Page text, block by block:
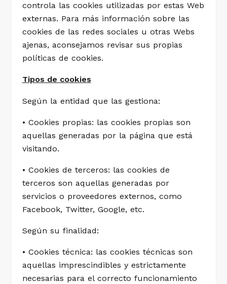
controla las cookies utilizadas por estas Web
externas. Para más información sobre las
cookies de las redes sociales u otras Webs
ajenas, aconsejamos revisar sus propias
políticas de cookies.
Tipos de cookies
Según la entidad que las gestiona:
• Cookies propias: las cookies propias son
aquellas generadas por la página que está
visitando.
• Cookies de terceros: las cookies de
terceros son aquellas generadas por
servicios o proveedores externos, como
Facebook, Twitter, Google, etc.
Según su finalidad:
• Cookies técnica: las cookies técnicas son
aquellas imprescindibles y estrictamente
necesarias para el correcto funcionamiento